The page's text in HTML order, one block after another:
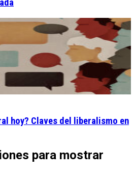
hoy? Claves del liberalismo en
para mostrar